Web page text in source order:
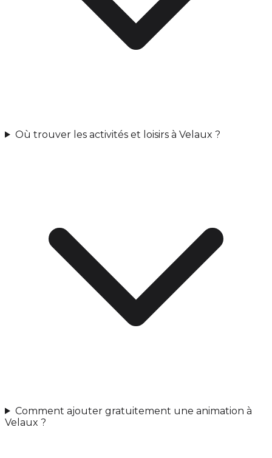
Où trouver les activités et loisirs à Velaux ?
Comment ajouter gratuitement une animation à
Velaux ?